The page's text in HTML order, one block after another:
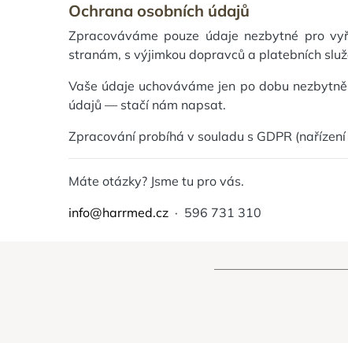
Ochrana osobních údajů
Zpracováváme pouze údaje nezbytné pro
stranám, s výjimkou dopravců a platebních
Vaše údaje uchováváme jen po dobu
údajů — stačí nám napsat.
Zpracování probíhá v souladu s GDPR
Máte otázky? Jsme tu pro vás.
info@harrmed.cz · 596 731 310